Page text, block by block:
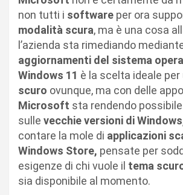
non tutti i software per ora
modalità scura, ma è una cosa
l’azienda sta rimediando
aggiornamenti del sistema
Windows 11 è la scelta ideale per
scuro ovunque, ma con delle
Microsoft sta rendendo
sulle vecchie versioni di
contare la mole di applicazioni
Windows Store, pensate per
esigenze di chi vuole il tema
sia disponibile al momento.